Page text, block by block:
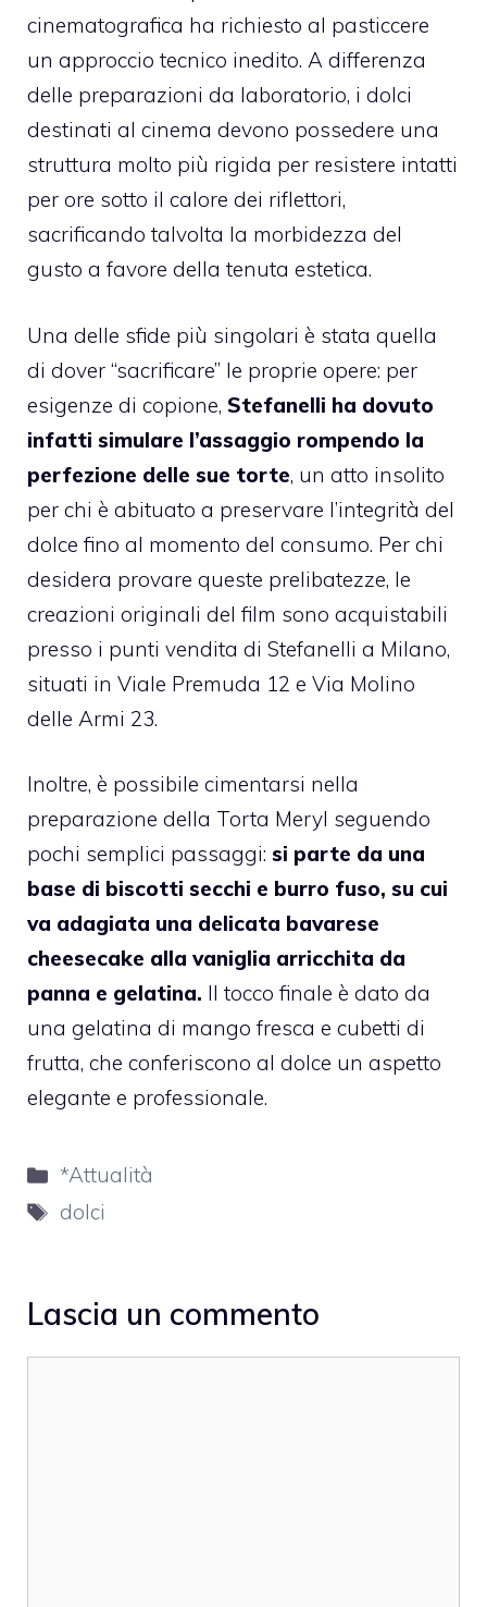
cinematografica ha richiesto al pasticcere
un approccio tecnico inedito. A differenza
delle preparazioni da laboratorio, i dolci
destinati al cinema devono possedere una
struttura molto più rigida per resistere intatti
per ore sotto il calore dei riflettori,
sacrificando talvolta la morbidezza del
gusto a favore della tenuta estetica.
Una delle sfide più singolari è stata quella
di dover “sacrificare” le proprie opere: per
esigenze di copione, Stefanelli ha dovuto
infatti simulare l’assaggio rompendo la
perfezione delle sue torte, un atto insolito
per chi è abituato a preservare l’integrità del
dolce fino al momento del consumo. Per chi
desidera provare queste prelibatezze, le
creazioni originali del film sono acquistabili
presso i punti vendita di Stefanelli a Milano,
situati in Viale Premuda 12 e Via Molino
delle Armi 23.
Inoltre, è possibile cimentarsi nella
preparazione della Torta Meryl seguendo
pochi semplici passaggi: si parte da una
base di biscotti secchi e burro fuso, su cui
va adagiata una delicata bavarese
cheesecake alla vaniglia arricchita da
panna e gelatina. Il tocco finale è dato da
una gelatina di mango fresca e cubetti di
frutta, che conferiscono al dolce un aspetto
elegante e professionale.
Categorie
*Attualità
Tag
dolci
Lascia un commento